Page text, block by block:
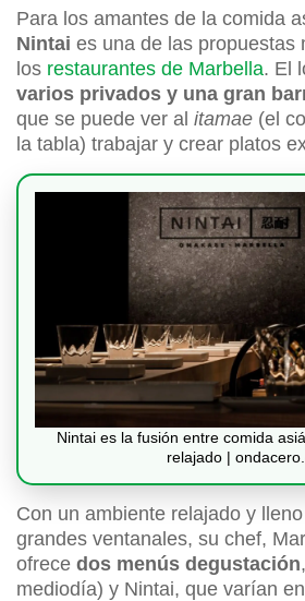
Para los amantes de la comida
Nintai es una de las propuestas
los restaurantes de Marbella. El
varios privados y una gran
que se puede ver al itamae (el
la tabla) trabajar y crear platos
Nintai es la fusión entre comida
relajado |
Con un ambiente relajado y
grandes ventanales, su chef,
ofrece dos menús degustación
mediodía) y Nintai, que varían